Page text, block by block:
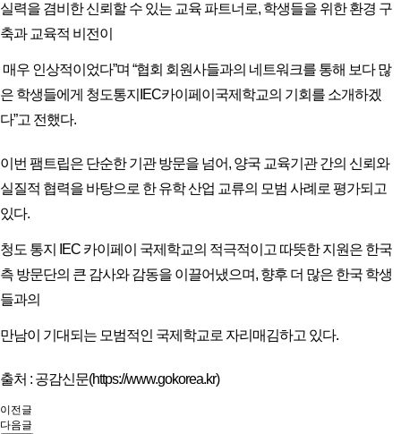
실력을 겸비한 신뢰할 수 있는 교육 파트너로, 학생들을 위한 환경 구
축과 교육적 비전이
매우 인상적이었다”며 “협회 회원사들과의 네트워크를 통해 보다 많
은 학생들에게 청도통지IEC카이페이국제학교의 기회를 소개하겠
다”고 전했다.
이번 팸트립은 단순한 기관 방문을 넘어, 양국 교육기관 간의 신뢰와
실질적 협력을 바탕으로 한 유학 산업 교류의 모범 사례로 평가되고
있다.
청도 통지 IEC 카이페이 국제학교의 적극적이고 따뜻한 지원은 한국
측 방문단의 큰 감사와 감동을 이끌어냈으며, 향후 더 많은 한국 학생
들과의
만남이 기대되는 모범적인 국제학교로 자리매김하고 있다.
출처 : 공감신문(https://www.gokorea.kr)
이전글
다음글